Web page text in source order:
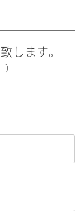
します。
）